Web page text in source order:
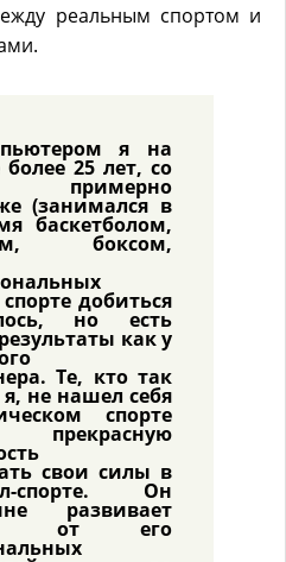
реальным спортом и
я на
25 лет, со
примерно
(занимался в
баскетболом,
боксом,
добиться
но есть
как у
Те, кто так
не нашел себя
спорте
свои силы в
спорте. Он
развивает
от его